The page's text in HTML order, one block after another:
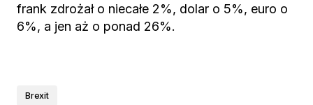
frank zdrożał o niecałe 2%, dolar o 5%, euro o
6%, a jen aż o ponad 26%.
Brexit